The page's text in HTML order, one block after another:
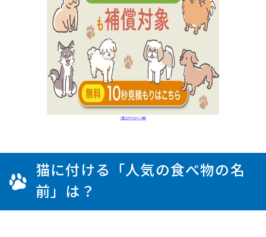
猫に付ける「人気の食べ物の名
前」は？